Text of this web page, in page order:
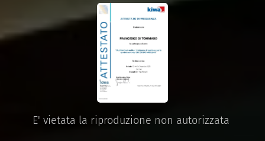
E' vietata la riproduzione non autorizzata